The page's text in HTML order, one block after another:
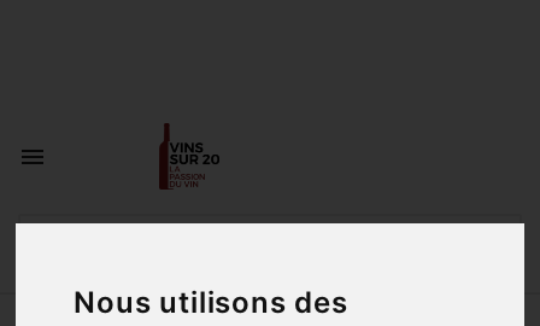
Nous utilisons des
